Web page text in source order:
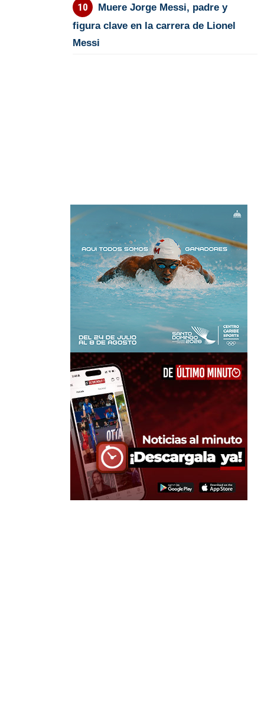
Muere Jorge Messi, padre y
figura clave en la carrera de Lionel
Messi